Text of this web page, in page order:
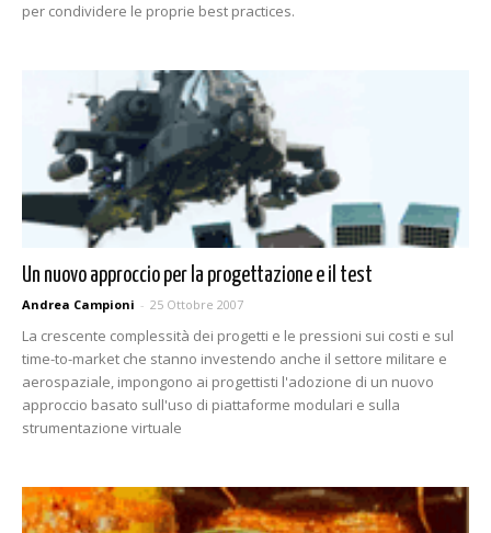
per condividere le proprie best practices.
Un nuovo approccio per la progettazione e il test
Andrea Campioni - 25 Ottobre 2007
La crescente complessità dei progetti e le pressioni sui costi e sul
time-to-market che stanno investendo anche il settore militare e
aerospaziale, impongono ai progettisti l'adozione di un nuovo
approccio basato sull'uso di piattaforme modulari e sulla
strumentazione virtuale